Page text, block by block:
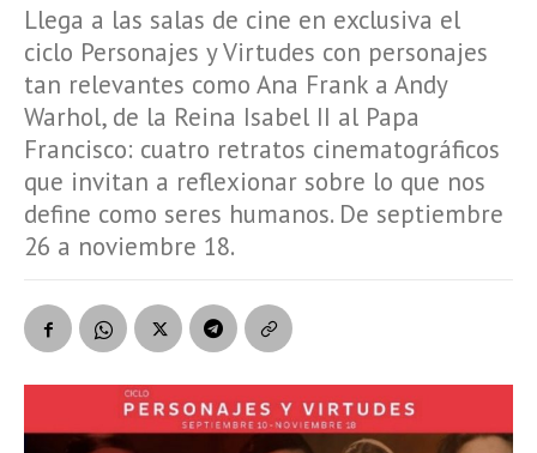
Llega a las salas de cine en exclusiva el
ciclo Personajes y Virtudes con personajes
tan relevantes como Ana Frank a Andy
Warhol, de la Reina Isabel II al Papa
Francisco: cuatro retratos cinematográficos
que invitan a reflexionar sobre lo que nos
define como seres humanos. De septiembre
26 a noviembre 18.